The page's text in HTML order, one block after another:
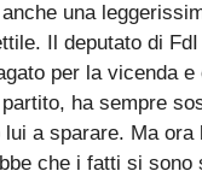
una
Il deputato di
per la vicenda
ha sempre
a sparare. Ma ora
che i fatti si sono